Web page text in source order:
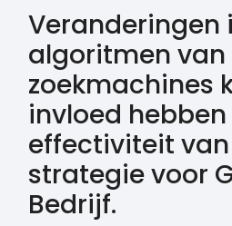
Veranderingen
algoritmen van
zoekmachines
invloed
effectiviteit van
strategie voor
Bedrijf.